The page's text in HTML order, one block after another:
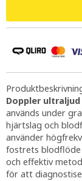
Doppler
används under
hjärtslag och
använder
fostrets blodflöde
och effektiv
för att